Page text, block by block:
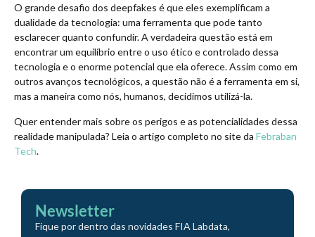
O grande desafio dos deepfakes é que eles exemplificam a
dualidade da tecnologia: uma ferramenta que pode tanto
esclarecer quanto confundir. A verdadeira questão está em
encontrar um equilíbrio entre o uso ético e controlado dessa
tecnologia e o enorme potencial que ela oferece. Assim como em
outros avanços tecnológicos, a questão não é a ferramenta em si,
mas a maneira como nós, humanos, decidimos utilizá-la.
Quer entender mais sobre os perigos e as potencialidades dessa
realidade manipulada? Leia o artigo completo no site da Febraban
Tech.
Newsletter
Fique por dentro das novidades FIA Labdata,